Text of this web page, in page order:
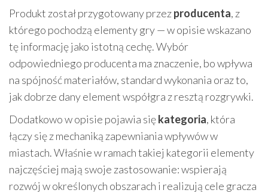
Produkt został przygotowany przezproducenta, z
którego pochodzą elementy gry — w opisie wskazano
tę informację jako istotną cechę. Wybór
odpowiedniego producenta ma znaczenie, bo wpływa
na spójność materiałów, standard wykonania oraz to,
jak dobrze dany element współgra z resztą rozgrywki.
Dodatkowo w opisie pojawia siękategoria, która
łączy się z mechaniką zapewniania wpływów w
miastach. Właśnie w ramach takiej kategorii elementy
najczęściej mają swoje zastosowanie: wspierają
rozwój w określonych obszarach i realizują cele gracza